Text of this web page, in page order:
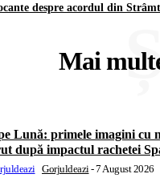
despre acordul din
Mai
Lună: primele imagini cu
după impactul rachetei
Gorjuldeazi -7 August 2026